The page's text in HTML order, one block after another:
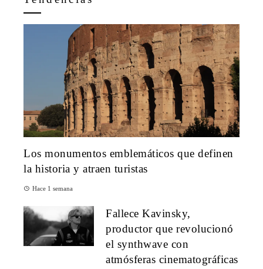
Los monumentos emblemáticos que definen
la historia y atraen turistas
Hace 1 semana
Fallece Kavinsky,
productor que revolucionó
el synthwave con
atmósferas cinematográficas